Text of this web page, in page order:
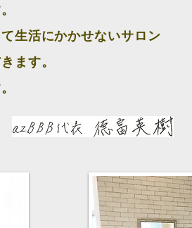
生活にかかせないサロン
ます。